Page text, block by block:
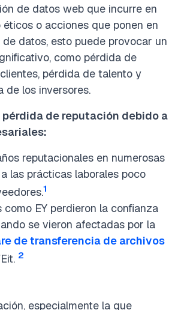
de datos web que incurre en
o acciones que ponen en
datos, esto puede provocar un
como pérdida de
pérdida de talento y
de los inversores.
pérdida de reputación debido a
reputacionales en numerosas
las prácticas laborales poco
1
como EY perdieron la confianza
se vieron afectadas por la
de transferencia de archivos
2
especialmente la que